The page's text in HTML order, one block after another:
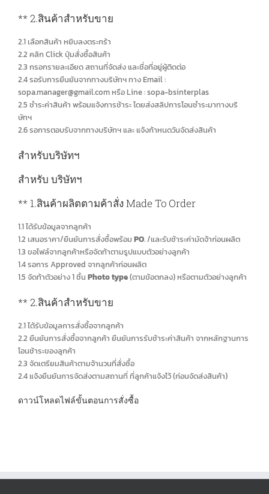
** 2.สินค้าสำหรับขาย
2.1 เลือกสินค้า หยิบลงตระกร้า
2.2 คลิก Click ปุ่มสั่งซื้อสินค้า
2.3 กรอกรายละเอียด สถานที่จัดส่ง และชื่อที่อยู่ผู้ติดต่อ
2.4 รอรับการยืนยันจากทางบริษัทฯ ทาง Email :
sopa.manager@gmail.com หรือ Line : sopa-bsinterplas
2.5 ชำระค่าสินค้า พร้อมแจ้งการช้าระ โดยส่งสลิปการโอนชำระมาทางบริ
ษัทฯ
2.6 รอการตอบรับจากทางบริษัทฯ และ แจ้งก้าหนดวันจัดส่งสินค้า
สำหรับบริษัทฯ
สำหรับ บริษัทฯ
** 1.สินค้าผลิตตามค้าสั่ง Made To Order
1.1 ได้รับข้อมูลจากลูกค้า
1.2 เสนอราคา/ยืนยันการสั่งซื้อพร้อม PO. /และรับช้าระค่ามัดจ้าก่อนผลิต
1.3 ขอไฟล์จากลูกค้าหรือจัดท้าตามรูปแบบตัวอย่างลูกค้า
1.4 รอการ Approved จากลูกค้าก่อนผลิต
1.5 จัดท้าตัวอย่าง 1 ชิ้น Photo type(ตามข้อตกลง) หรือตามตัวอย่างลูกค้า
** 2.สินค้าสำหรับขาย
2.1 ได้รับข้อมูลการสั่งซื้อจากลูกค้า
2.2 ยืนยันการสั่งซื้อจากลูกค้า ยืนยันการรับช้าระค่าสินค้า จากหลักฐานการ
โอนช้าระของลูกค้า
2.3 จัดเตรียมสินค้าตามจ้านวนที่สั่งซื้อ
2.4 แจ้งยืนยันการจัดส่งตามสถานที่ ที่ลูกค้าแจ้งไว้ (ก่อนจัดส่งสินค้า)
ดาวน์โหลดไฟล์ขั้นตอนการสั่งซื้อ